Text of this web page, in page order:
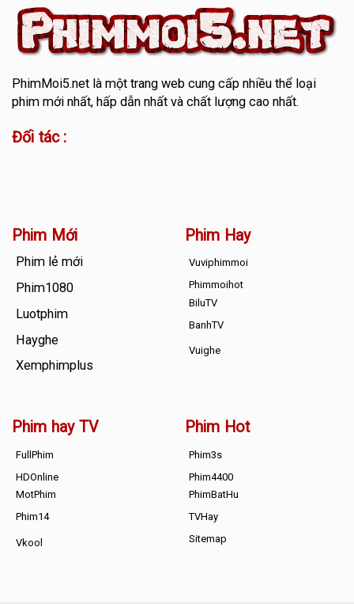
PhimMoi5.netlà một trang web cung cấp nhiều thể loại
phim mới nhất, hấp dẫn nhất và chất lượng cao nhất.
Đối tác :
Phim Mới
Phim lẻ mới
Phim1080
Luotphim
Hayghe
Xemphimplus
Phim Hay
Vuviphimmoi
Phimmoihot
BiluTV
BanhTV
Vuighe
Phim hay TV
FullPhim
HDOnline
MotPhim
Phim14
Vkool
Phim Hot
Phim3s
Phim4400
PhimBatHu
TVHay
Sitemap